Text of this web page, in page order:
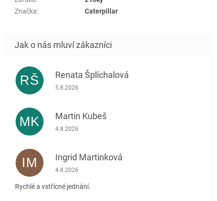
Značka: Caterpillar
RŠ Renata Šplíchalová
Hodnocení obchodu je 5 z 5 hvězdiček.
5.8.2026
MK Martin Kubeš
Hodnocení obchodu je 5 z 5 hvězdiček.
4.8.2026
IM Ingrid Martinková
Hodnocení obchodu je 5 z 5 hvězdiček.
4.8.2026
Rychlé a vstřícné jednání.